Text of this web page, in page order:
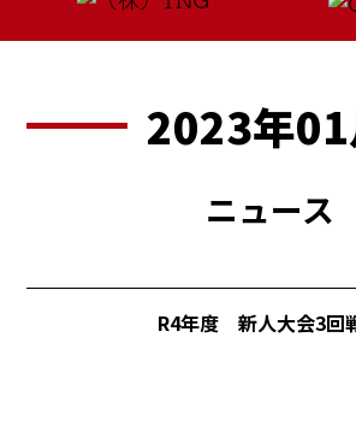
2023年01
ニュース
R4年度 新人大会3